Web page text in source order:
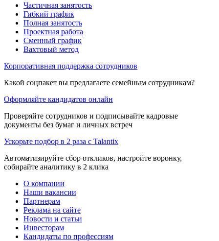
Частичная занятость
Гибкий график
Полная занятость
Проектная работа
Сменный график
Вахтовый метод
Корпоративная поддержка сотрудников
Какой соцпакет вы предлагаете семейным сотрудникам?
Оформляйте кандидатов онлайн
Проверяйте сотрудников и подписывайте кадровые
документы без бумаг и личных встреч
Ускорьте подбор в 2 раза с Talantix
Автоматизируйте сбор откликов, настройте воронку,
собирайте аналитику в 2 клика
О компании
Наши вакансии
Партнерам
Реклама на сайте
Новости и статьи
Инвесторам
Кандидаты по профессиям